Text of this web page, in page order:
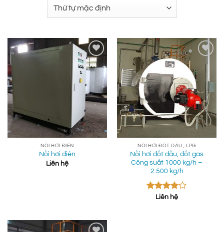
Add to
wishlist
NỒI HƠI ĐIỆN
Nồi hơi điện
Liên hệ
Add to
wishlist
NỒI HƠI ĐỐT DẦU , LPG
Nồi hơi đốt dầu, đốt gas
Công suất 1000 kg/h –
2.500 kg/h
Được
Liên hệ